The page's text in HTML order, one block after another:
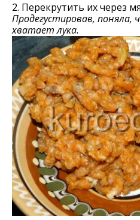
2. Перекрутить их через
Продегустировав,
хватает лука.